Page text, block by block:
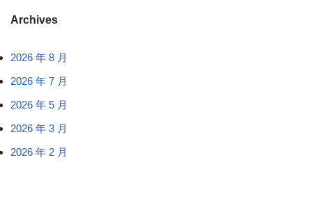
Archives
2026 年 8 月
2026 年 7 月
2026 年 5 月
2026 年 3 月
2026 年 2 月